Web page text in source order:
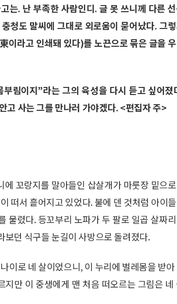
는. 난 부족한 사람인디. 글 못 쓰니께 다른
청도 말씨에 그대로 외로움이 묻어났다. 그
라고 인쇄돼 있다)를 노끈으로 묶은 글을
림이지”라는 그의 육성을 다시 듣고 싶어졌
고 사는 그를 만나러 가야겠다. <편집자 주>
꼬랑지를 말아들인 삽살개가 마룻장 밑으
떠서 흩어지고 있었다. 불에 덴 것처럼 아이
물렸다. 등꼬부리 노파가 두 팔로 일곱 살짜
보던 식구들 눈길이 사방으로 돌려졌다.
이로 네 살이었으니, 이 누리에 벌레몸을 받아
만 이 중생에게 맨 처음 떠오르는 그림은 네